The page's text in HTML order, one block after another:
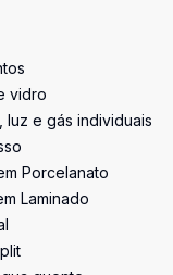
vidro
e gás individuais
Porcelanato
Laminado